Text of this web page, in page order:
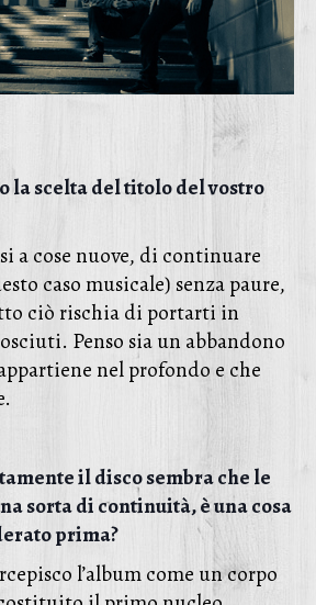
la scelta del titolo del vostro
a cose nuove, di continuare
caso musicale) senza paure,
ciò rischia di portarti in
Penso sia un abbandono
nel profondo e che
il disco sembra che le
sorta di continuità, è una cosa
prima?
l’album come un corpo